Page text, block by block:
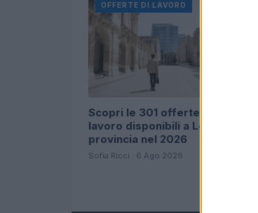
OFFERTE DI LAVORO
Scopri le 301 offerte di
lavoro disponibili a Lecce e
provincia nel 2026
Sofia Ricci · 6 Ago 2026